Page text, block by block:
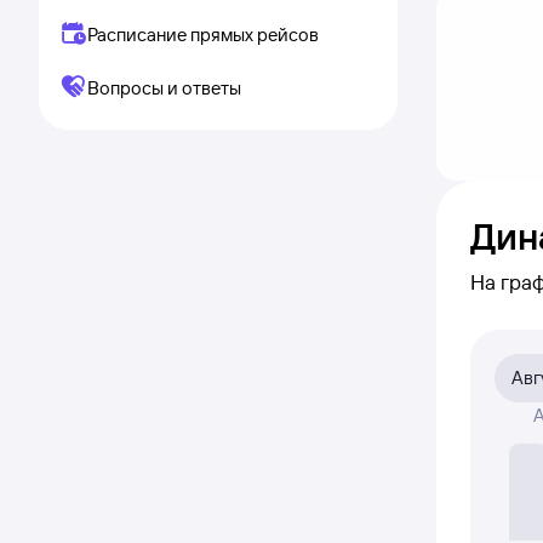
Расписание прямых рейсов
Вопросы и ответы
На
На
была